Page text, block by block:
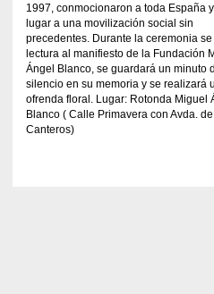
1997, conmocionaron a toda España
lugar a una movilización social sin
precedentes. Durante la ceremonia se
lectura al manifiesto de la Fundación
Ángel Blanco, se guardará un minuto
silencio en su memoria y se realizará
ofrenda floral. Lugar: Rotonda Miguel
Blanco ( Calle Primavera con Avda.
Canteros)